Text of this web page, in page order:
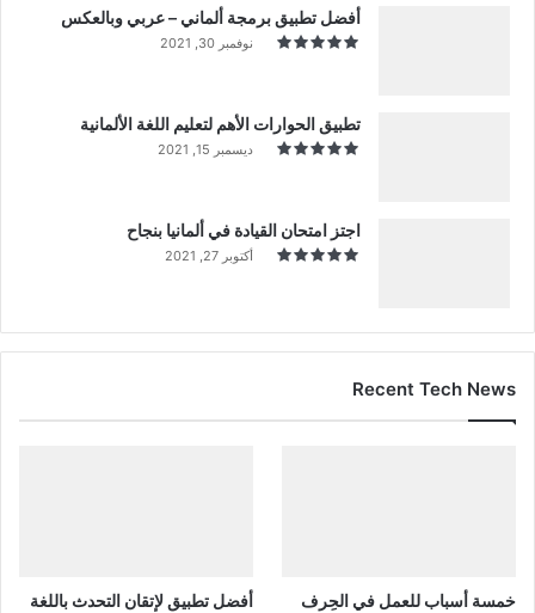
أفضل تطبيق برمجة ألماني – عربي وبالعكس
نوفمبر 30, 2021
تطبيق الحوارات الأهم لتعليم اللغة الألمانية
ديسمبر 15, 2021
اجتز امتحان القيادة في ألمانيا بنجاح
أكتوبر 27, 2021
Recent Tech News
خمسة أسباب للعمل في الحِرف
أفضل تطبيق لإتقان التحدث باللغة